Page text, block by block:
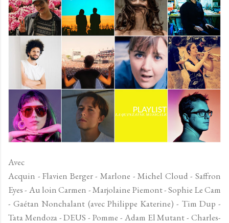
Avec
Acquin - Flavien Berger - Marlone - Michel Cloud - Saffron
Eyes - Au loin Carmen - Marjolaine Piemont - Sophie Le Cam
- Gaétan Nonchalant (avec Philippe Katerine) - Tim Dup -
Tata Mendoza - DEUS - Pomme - Adam El Mutant - Charles-